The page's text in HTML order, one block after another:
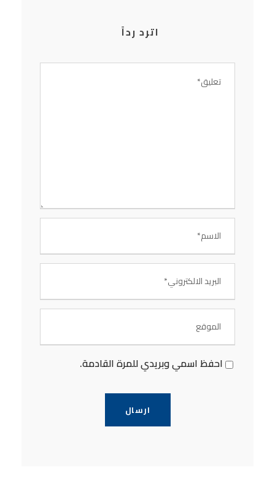
اترد رداً
احفظ اسمي وبريدي للمرة القادمة.